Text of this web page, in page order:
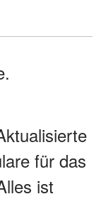
für das
ist